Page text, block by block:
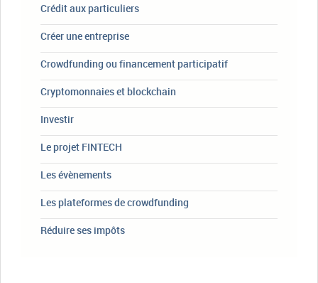
Crédit aux particuliers
Créer une entreprise
Crowdfunding ou financement participatif
Cryptomonnaies et blockchain
Investir
Le projet FINTECH
Les évènements
Les plateformes de crowdfunding
Réduire ses impôts